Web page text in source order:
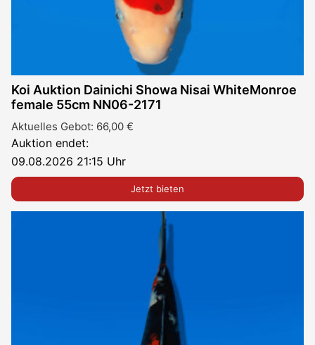
Koi Auktion Dainichi Showa Nisai WhiteMonroe
female 55cm NN06-2171
Aktuelles Gebot: 66,00 €
Auktion endet:
09.08.2026 21:15 Uhr
Jetzt bieten